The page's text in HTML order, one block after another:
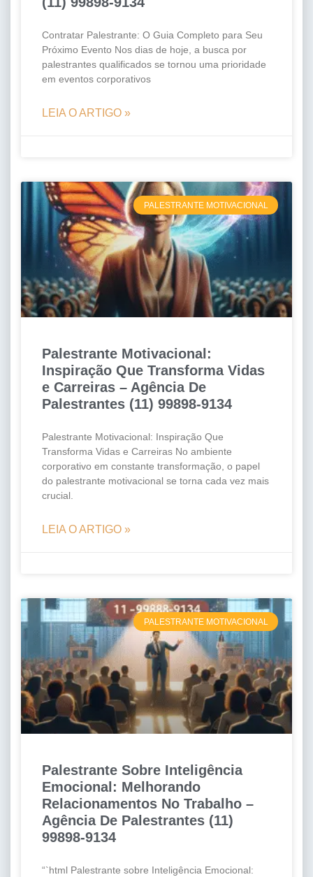
Contratar Palestrante: O Guia Completo para Seu
Próximo Evento Nos dias de hoje, a busca por
palestrantes qualificados se tornou uma prioridade
em eventos corporativos
LEIA O ARTIGO »
PALESTRANTE MOTIVACIONAL
Palestrante Motivacional:
Inspiração Que Transforma Vidas
e Carreiras – Agência De
Palestrantes (11) 99898-9134
Palestrante Motivacional: Inspiração Que
Transforma Vidas e Carreiras No ambiente
corporativo em constante transformação, o papel
do palestrante motivacional se torna cada vez mais
crucial.
LEIA O ARTIGO »
PALESTRANTE MOTIVACIONAL
Palestrante Sobre Inteligência
Emocional: Melhorando
Relacionamentos No Trabalho –
Agência De Palestrantes (11)
99898-9134
“`html Palestrante sobre Inteligência Emocional: